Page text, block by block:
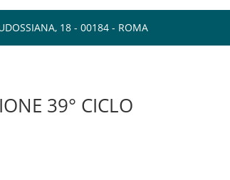
18 - 00184 - ROMA
39° CICLO